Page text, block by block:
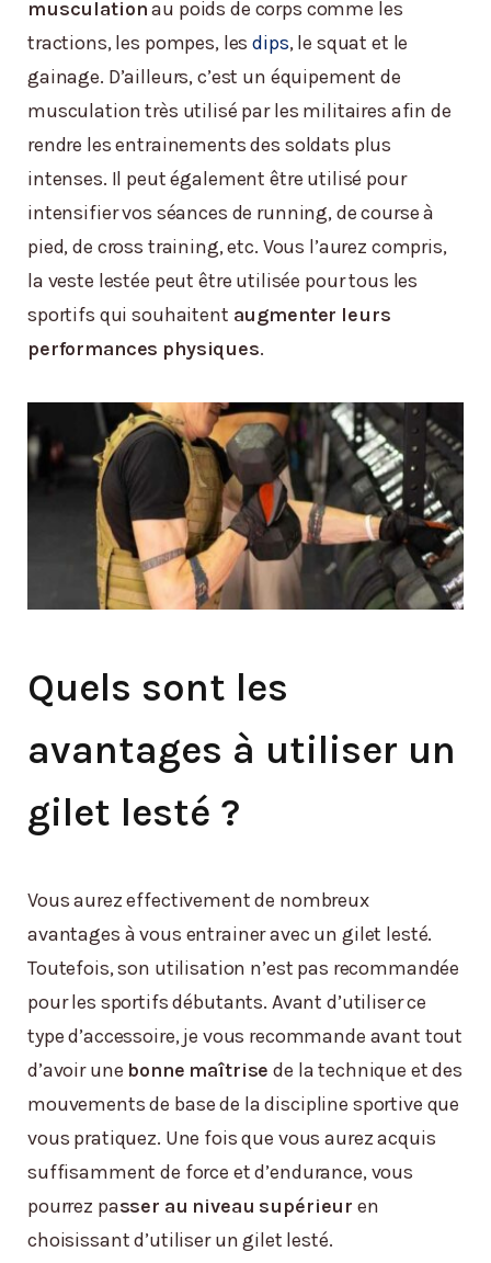
musculationau poids de corps comme les
tractions, les pompes, lesdips, le squat et le
gainage. D’ailleurs, c’est un équipement de
musculation très utilisé par les militaires afin de
rendre les entrainements des soldats plus
intenses. Il peut également être utilisé pour
intensifier vos séances de running, de course à
pied, de cross training, etc. Vous l’aurez compris,
la veste lestée peut être utilisée pour tous les
sportifs qui souhaitent augmenter leurs
performances physiques.
Quels sont les
avantages à utiliser un
gilet lesté ?
Vous aurez effectivement de nombreux
avantages à vous entrainer avec un gilet lesté.
Toutefois, son utilisation n’est pas recommandée
pour les sportifs débutants. Avant d’utiliser ce
type d’accessoire, je vous recommande avant tout
d’avoir une bonne maîtrise de la technique et des
mouvements de base de la discipline sportive que
vous pratiquez. Une fois que vous aurez acquis
suffisamment de force et d’endurance, vous
pourrez passer au niveau supérieur en
choisissant d’utiliser un gilet lesté.